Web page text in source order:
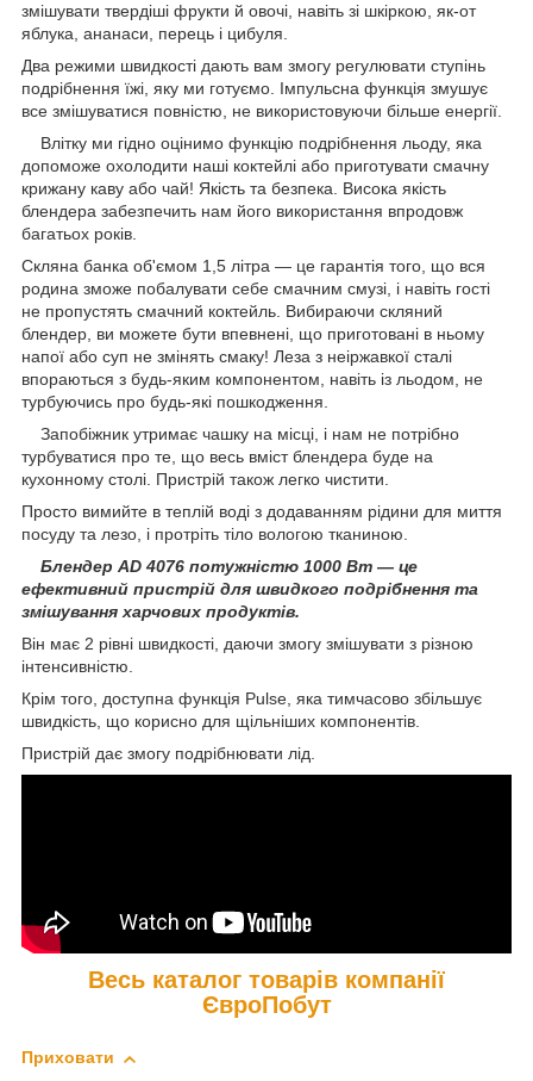
змішувати твердіші фрукти й овочі, навіть зі шкіркою, як-от
яблука, ананаси, перець і цибуля.
Два режими швидкості дають вам змогу регулювати ступінь
подрібнення їжі, яку ми готуємо. Імпульсна функція змушує
все змішуватися повністю, не використовуючи більше енергії.
Влітку ми гідно оцінимо функцію подрібнення льоду, яка
допоможе охолодити наші коктейлі або приготувати смачну
крижану каву або чай! Якість та безпека. Висока якість
блендера забезпечить нам його використання впродовж
багатьох років.
Скляна банка об'ємом 1,5 літра — це гарантія того, що вся
родина зможе побалувати себе смачним смузі, і навіть гості
не пропустять смачний коктейль. Вибираючи скляний
блендер, ви можете бути впевнені, що приготовані в ньому
напої або суп не змінять смаку! Леза з неіржавкої сталі
впораються з будь-яким компонентом, навіть із льодом, не
турбуючись про будь-які пошкодження.
Запобіжник утримає чашку на місці, і нам не потрібно
турбуватися про те, що весь вміст блендера буде на
кухонному столі. Пристрій також легко чистити.
Просто вимийте в теплій воді з додаванням рідини для миття
посуду та лезо, і протріть тіло вологою тканиною.
Блендер AD 4076 потужністю 1000 Вт — це
ефективний пристрій для швидкого подрібнення та
змішування харчових продуктів.
Він має 2 рівні швидкості, даючи змогу змішувати з різною
інтенсивністю.
Крім того, доступна функція Pulse, яка тимчасово збільшує
швидкість, що корисно для щільніших компонентів.
Пристрій дає змогу подрібнювати лід.
Весь каталог товарів компанії
ЄвроПобут
Приховати